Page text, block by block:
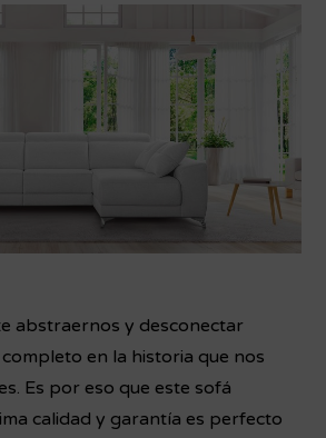
abstraernos y desconectar
en la historia que nos
Es por eso que este sofá
calidad y garantía es perfecto